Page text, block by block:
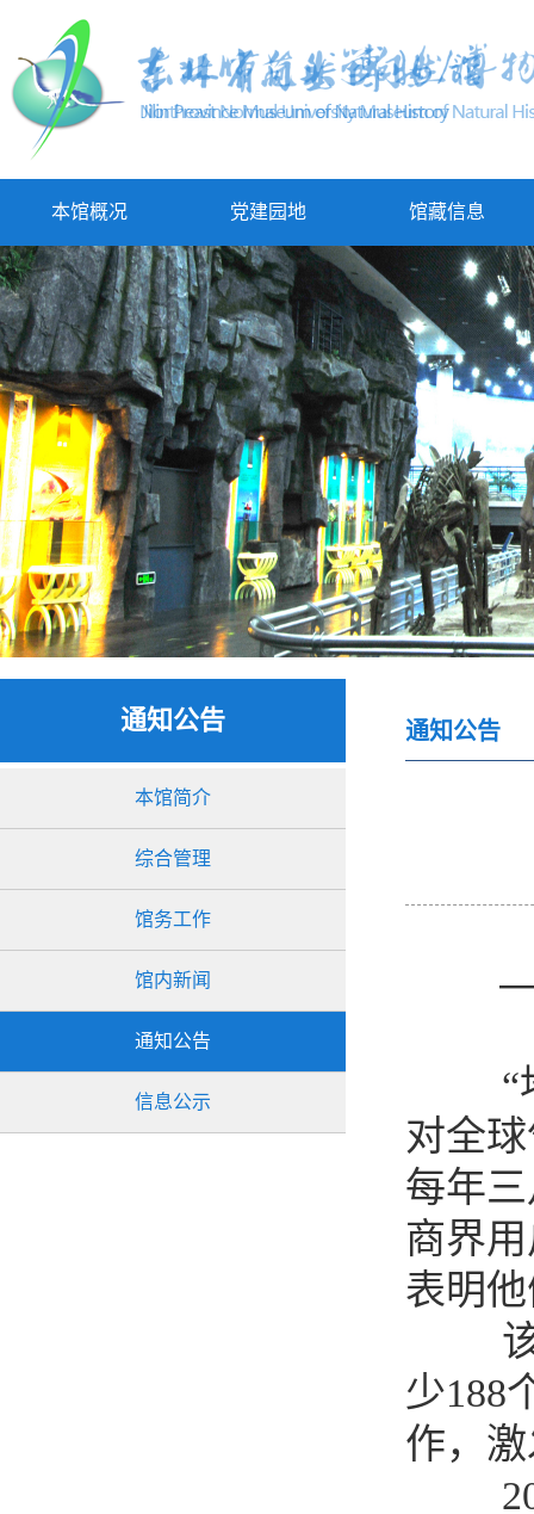
本馆概况 党建园地 馆藏信息
通知公告
本馆简介
综合管理
馆务工作
馆内新闻
通知公告
信息公示
通知公告
“地
对全
每年
商界
表明
该倡
少188
作，
2020